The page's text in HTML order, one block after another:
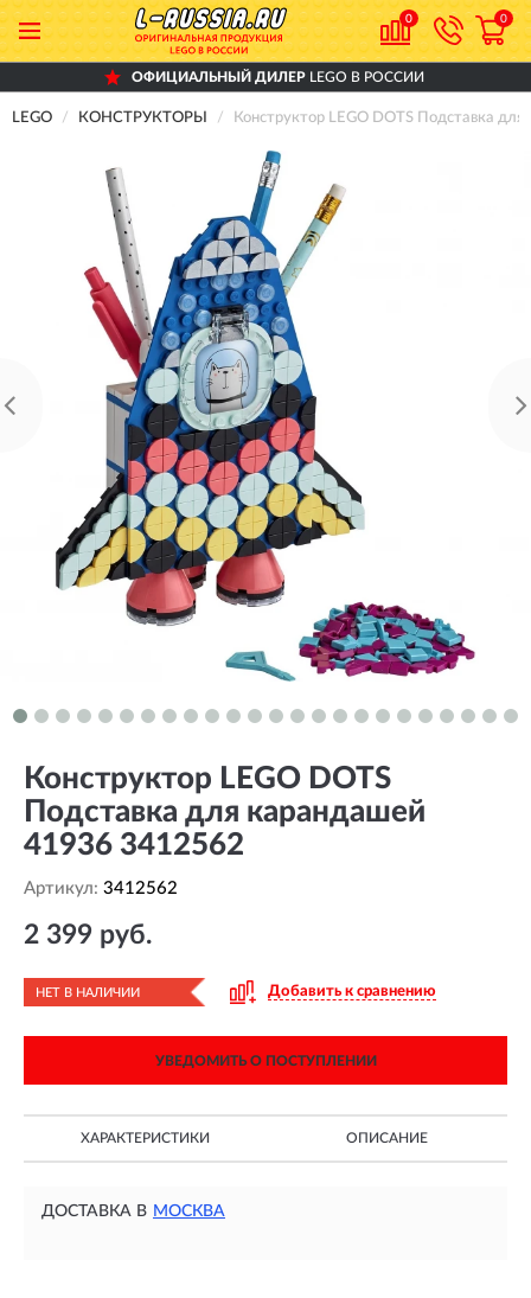
0 0
ОФИЦИАЛЬНЫЙ ДИЛЕР LEGO В РОССИИ
LEGO КОНСТРУКТОРЫ Конструктор LEGO DOTS Подставка
Конструктор LEGO DOTS
Подставка для карандашей
41936 3412562
Артикул: 3412562
2 399 руб.
НЕТ В НАЛИЧИИ Добавить к сравнению
УВЕДОМИТЬ О ПОСТУПЛЕНИИ
ХАРАКТЕРИСТИКИ ОПИСАНИЕ
ДОСТАВКА В МОСКВА